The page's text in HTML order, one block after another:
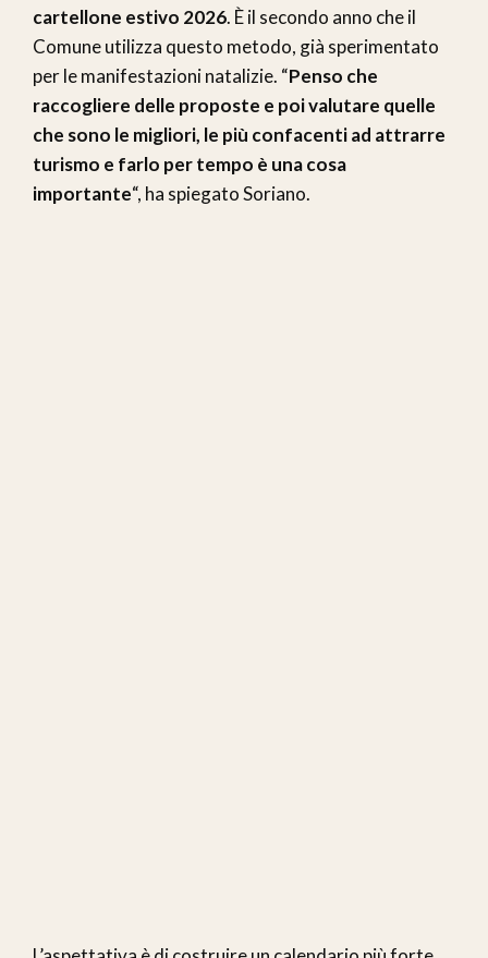
cartellone estivo 2026. È il secondo anno che il
Comune utilizza questo metodo, già sperimentato
per le manifestazioni natalizie. “Penso che
raccogliere delle proposte e poi valutare quelle
che sono le migliori, le più confacenti ad attrarre
turismo e farlo per tempo è una cosa
importante“, ha spiegato Soriano.